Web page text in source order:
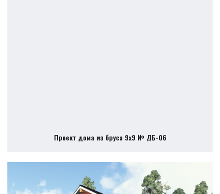
Проект дома из бруса 9х9 № ДБ-06